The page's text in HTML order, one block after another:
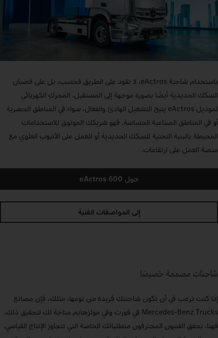
باستخدام شاحنة eActros، لا تقود على الطريق فحسب، بل على قضبان
السكك الحديدية أيضًا بصورة موجهة إلى المستقبل. المحرك الكهربائي
لموديل eActros يتيح التشغيل الهادئ والفعال، سواء في المناطق الحضرية
أو في المناطق الصناعية الحساسة. فهو شريكك الموثوق للاستخدامات
المحيطة بالبنية التحتية للسكك الحديدية أو للعمل على الأنبوب العلوي مع
منصة العمل على ارتفاعات.
حول eActros 600
إلى المواصفات الفنية
شاحنات مصممة خصيصًا
إذا كنت ترغب في أن تكون شاحنتك فريدة من نوعها، مثلك، فإن مصانع
Mercedes‑Benz Trucks في فورث وفي مولزهايم متاحة لك لتحقيق ذلك.
فهنا، يحقق الفنيون المحترفون متطلباتك الخاصة التي تتجاوز الإنتاج القياسي.